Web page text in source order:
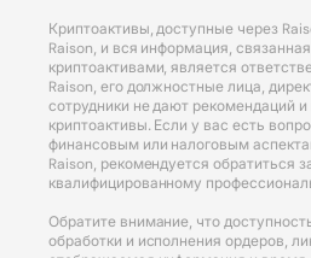
Криптоактивы, доступные через
Raison, и вся информация,
криптоактивами, является
Raison, его должностные лица,
сотрудники не дают рекомендаций
криптоактивы. Если у вас есть
финансовым или налоговым
Raison, рекомендуется обратиться
квалифицированному
Обратите внимание, что
обработки и исполнения ордеров,